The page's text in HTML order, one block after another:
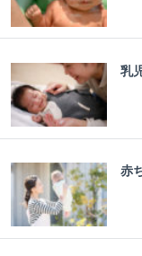
乳
赤